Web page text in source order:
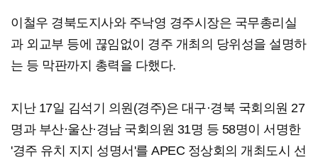
이철우 경북도지사와 주낙영 경주시장은 국무총리실
과 외교부 등에 끊임없이 경주 개최의 당위성을 설명하
는 등 막판까지 총력을 다했다.
지난 17일 김석기 의원(경주)은 대구·경북 국회의원 27
명과 부산·울산·경남 국회의원 31명 등 58명이 서명한
'경주 유치 지지 성명서'를 APEC 정상회의 개최도시 선